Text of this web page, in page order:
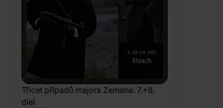
Třicet případů majora Zemana: 7.+8.
diel